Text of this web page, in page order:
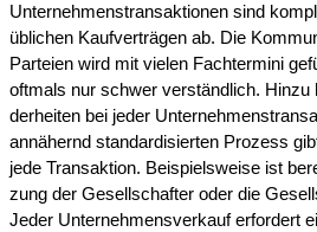
Unter­neh­mens­trans­ak­tio­nen sind
üblichen Kaufver­trä­gen ab. Die
Partei­en wird mit vielen Fachter­mi­ni
oftmals nur schwer verständ­lich.
der­hei­ten bei jeder
annähernd standar­di­sier­ten Prozess
jede Trans­ak­ti­on. Beispiels­wei­se ist
zung der Gesell­schaf­ter oder die
Jeder Unter­nehmens­verkauf erfor­dert